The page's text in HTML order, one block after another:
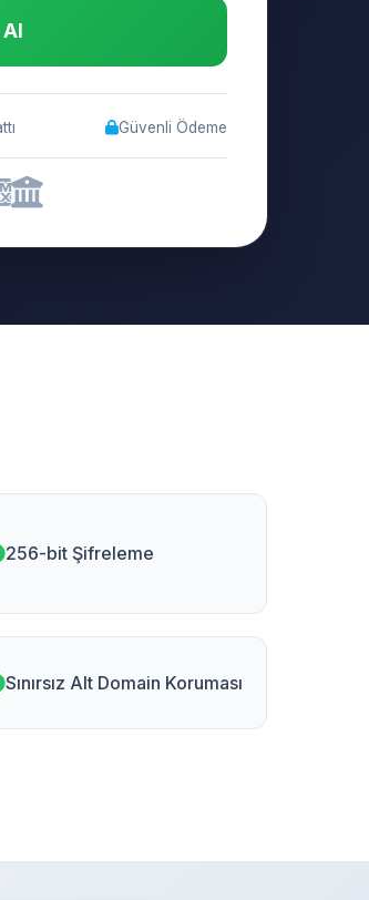
Al
Güvenli Ödeme
256-bit Şifreleme
Sınırsız Alt Domain Koruması